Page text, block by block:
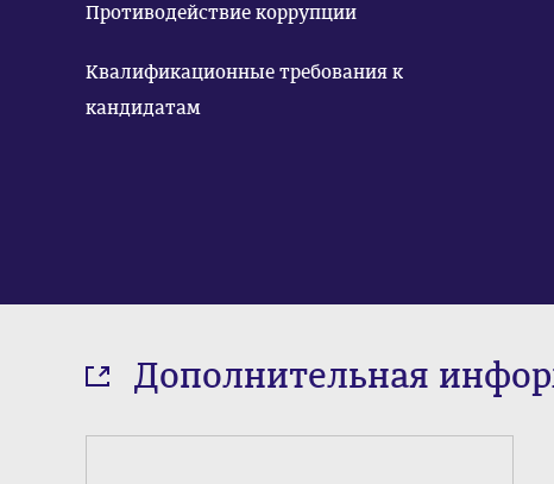
Противодействие коррупции
Квалификационные требования к
кандидатам
Дополнительная